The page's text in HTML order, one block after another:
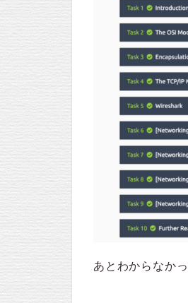
あとわからなか